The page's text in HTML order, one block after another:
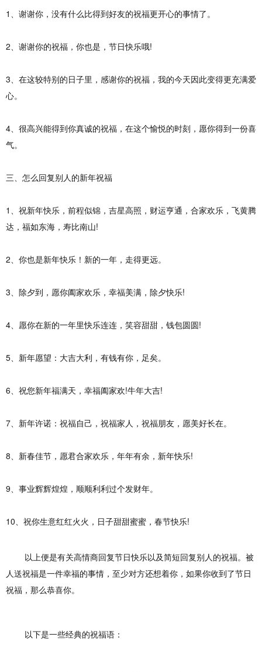
1、谢谢你，没有什么比得到好友的祝福更开心的事情了。
2、谢谢你的祝福，你也是，节日快乐哦!
3、在这较特别的日子里，感谢你的祝福，我的今天因此变得更充满爱
心。
4、很高兴能得到你真诚的祝福，在这个愉悦的时刻，愿你得到一份喜
气。
三、怎么回复别人的新年祝福
1、祝新年快乐，前程似锦，吉星高照，财运亨通，合家欢乐，飞黄腾
达，福如东海，寿比南山!
2、你也是新年快乐！新的一年，走得更远。
3、除夕到，愿你阖家欢乐，幸福美满，除夕快乐!
4、愿你在新的一年里快乐连连，笑容甜甜，钱包圆圆!
5、新年愿望：大吉大利，有钱有你，足矣。
6、祝您新年福满天，幸福阖家欢!牛年大吉!
7、新年许诺：祝福自己，祝福家人，祝福朋友，愿美好长在。
8、新春佳节，愿君合家欢乐，年年有余，新年快乐!
9、事业辉辉煌煌，顺顺利利过个发财年。
10、祝你生意红红火火，日子甜甜蜜蜜，春节快乐!
以上便是有关高情商回复节日快乐以及简短回复别人的祝福。被
人送祝福是一件幸福的事情，至少对方还想着你，如果你收到了节日
祝福，那么恭喜你。
以下是一些经典的祝福语：